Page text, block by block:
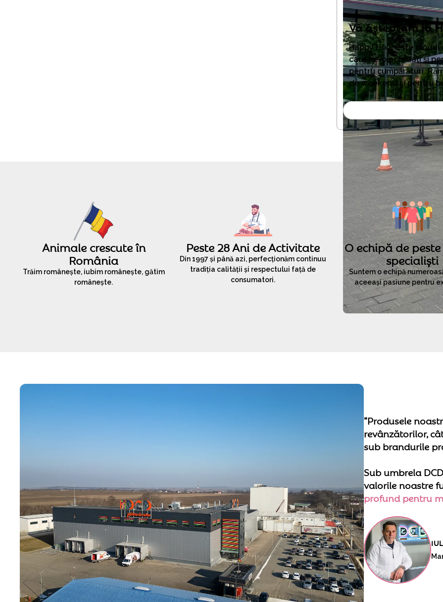
Vă așteptăm la
Happy Hour este
care ne-o acordați și
pentru cumpărături.
de weekend și pentru
Animale crescute în
România
Trăim românește, iubim românește, gătim
românește.
Peste 28 Ani de Activitate
Din 1997 și până azi, perfecționăm continuu
tradiția calității și respectului față de
consumatori.
O echipă de
specialiști
Suntem o echipă
aceeași pasiune pentru
“Produsele
revânzătorilor,
sub brandurile
Sub umbrela
valorile noastre
profund pentru